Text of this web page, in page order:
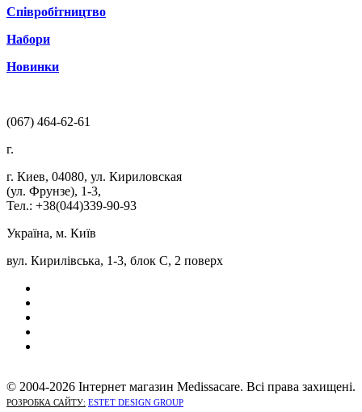
Співробітництво
Набори
Новинки
(067) 464-62-61
г.
г. Киев, 04080, ул. Кириловская
(ул. Фрунзе), 1-3,
Тел.: +38(044)339-90-93
Україна, м. Київ
вул. Кирилівська, 1-3, блок С, 2 поверх
© 2004-2026 Інтернет магазин Medissacare. Всі права захищені.
РОЗРОБКА САЙТУ: ESTET DESIGN GROUP